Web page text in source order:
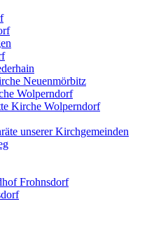
Neuenmörbitz
Wolperndorf
Kirche Wolperndorf
unserer Kirchgemeinden
Frohnsdorf